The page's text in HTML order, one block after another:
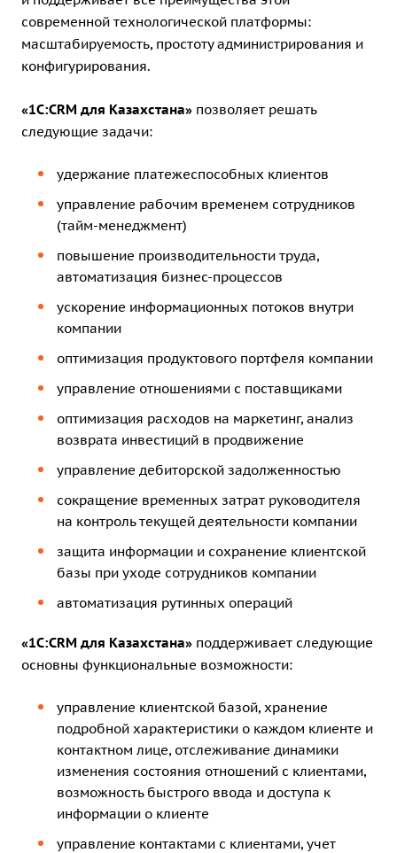
современной технологической платформы:
масштабируемость, простоту администрирования и
конфигурирования.
«1С:CRM для Казахстана» позволяет решать
следующие задачи:
удержание платежеспособных клиентов
управление рабочим временем сотрудников
(тайм-менеджмент)
повышение производительности труда,
автоматизация бизнес-процессов
ускорение информационных потоков внутри
компании
оптимизация продуктового портфеля компании
управление отношениями с поставщиками
оптимизация расходов на маркетинг, анализ
возврата инвестиций в продвижение
управление дебиторской задолженностью
сокращение временных затрат руководителя
на контроль текущей деятельности компании
защита информации и сохранение клиентской
базы при уходе сотрудников компании
автоматизация рутинных операций
«1С:CRM для Казахстана» поддерживает следующие
основны функциональные возможности:
управление клиентской базой, хранение
подробной характеристики о каждом клиенте и
контактном лице, отслеживание динамики
изменения состояния отношений с клиентами,
возможность быстрого ввода и доступа к
информации о клиенте
управление контактами с клиентами, учет